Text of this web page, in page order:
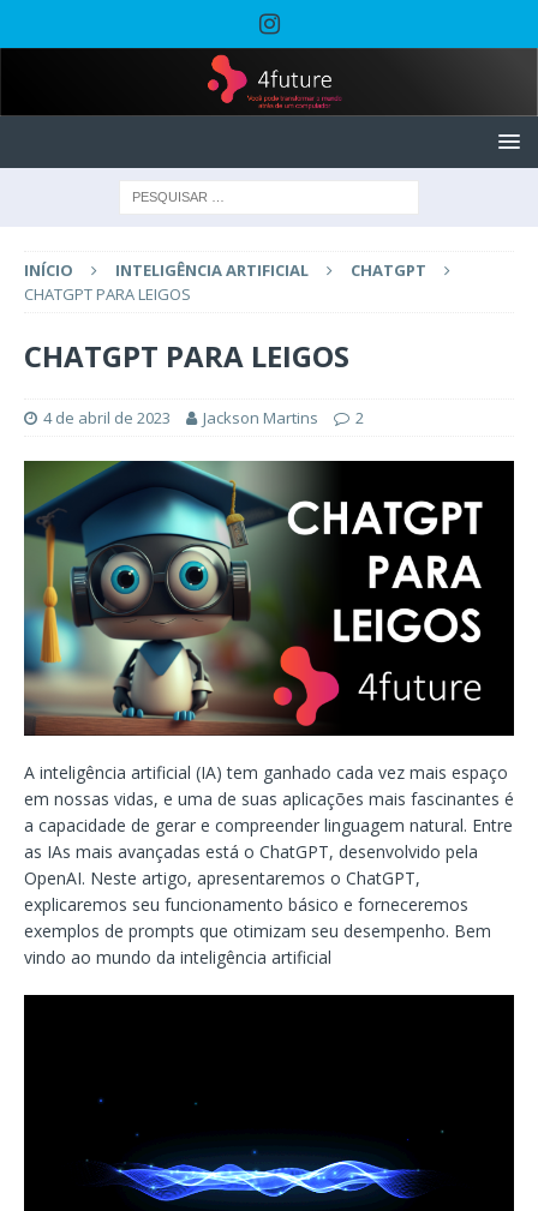
INÍCIO INTELIGÊNCIA ARTIFICIAL
CHATGPT
CHATGPT PARA LEIGOS
CHATGPT PARA LEIGOS
4 de abril de 2023 Jackson Martins 2
A inteligência artificial (IA) tem ganhado cada vez mais espaço
em nossas vidas, e uma de suas aplicações mais fascinantes é
a capacidade de gerar e compreender linguagem natural. Entre
as IAs mais avançadas está o ChatGPT, desenvolvido pela
OpenAI. Neste artigo, apresentaremos o ChatGPT,
explicaremos seu funcionamento básico e forneceremos
exemplos de prompts que otimizam seu desempenho. Bem
vindo ao mundo da inteligência artificial